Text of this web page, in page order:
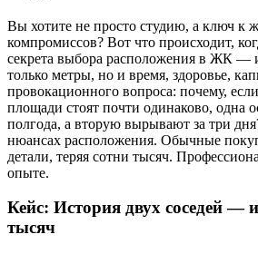
Вы хотите не просто студию, а ключ к
компромиссов? Вот что происходит,
секрета выбора расположения в ЖК —
только метры, но и время, здоровье,
провокационного вопроса: почему,
площади стоят почти одинаково, одна
полгода, а вторую вырывают за три
нюансах расположения. Обычные
детали, теряя сотни тысяч.
опыте.
Кейс: История двух соседей —
тысяч